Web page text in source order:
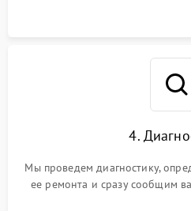
4.
Мы проведем диагностику,
ее ремонта и сразу сообщим